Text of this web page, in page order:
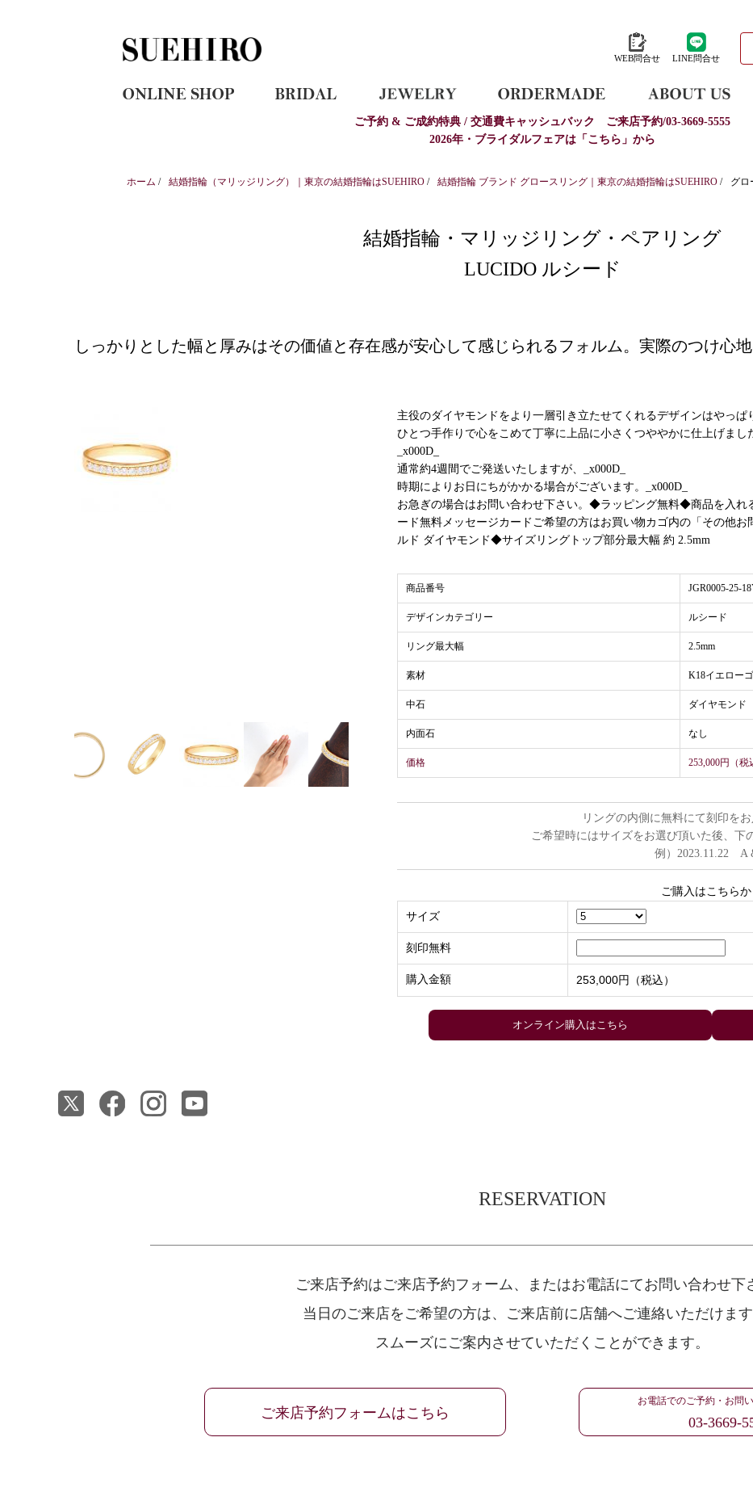
WEB問合せ LINE問合せ
ご予約 & ご成約特典 / 交通費キャッシュバック
ご来店予約/03-3669-5555
2026年・ブライダルフェアは「こちら」から
ホーム / 結婚指輪（マリッジリング）｜東京の結婚指輪はSUEHIRO / 結婚指輪 ブランド グロースリング｜東京の結婚指輪はSUEHIRO / グロ
結婚指輪・マリッジリング・ペアリング
LUCIDO ルシード
しっかりとした幅と厚みはその価値と存在感が安心して感じられるフォルム。実際のつけ心
主役のダイヤモンドをより一層引き立たせてくれるデザインはやっ
ひとつ手作りで心をこめて丁寧に上品に小さくつややかに仕上げまし
_x000D_
通常約4週間でご発送いたしますが、_x000D_
時期によりお日にちがかかる場合がございます。_x000D_
お急ぎの場合はお問い合わせ下さい。◆ラッピング無料◆商品を入
ード無料メッセージカードご希望の方はお買い物カゴ内の「その他
ルド ダイヤモンド◆サイズリングトップ部分最大幅 約 2.5mm
商品番号 JGR0005-25-
デザインカテゴリー ルシード
リング最大幅 2.5mm
素材 K18イエロー
中石 ダイヤモンド
内面石 なし
価格 253,000円（税
リングの内側に無料にて刻印をお
ご希望時にはサイズをお選び頂いた後、下
例）2023.11.22 A
ご購入はこちらか
サイズ
刻印無料
購入金額 253,000円（税込）
RESERVATION
ご来店予約はご来店予約フォーム、
またはお電話にてお問い合わせ下
当日のご来店をご希望の方は、 ご来店前に店舗へご連絡いただけます
スムーズにご案内させていただくことができます。
ご来店予約フォームはこちら
お電話でのご予約・お問
03-3669-